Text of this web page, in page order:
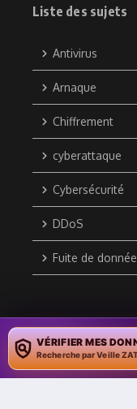
Liste des sujets
Antivirus
Arnaque
Chiffrement
cyberattaque
Cybersécurité
DDoS
Fuite de
Copyright © 2010 /
VÉRIFIER MES
Recherche par Veille
: UN VER WORD